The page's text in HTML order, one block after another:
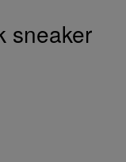
sneaker